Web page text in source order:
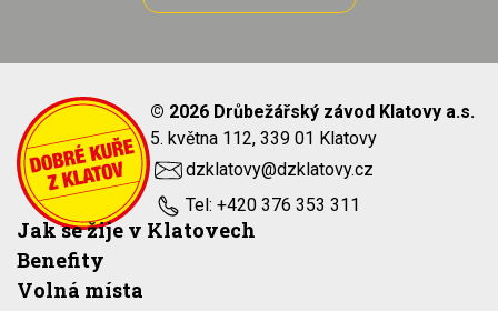
© 2026 Drůbežářský závod Klatovy a.s.
5. května 112, 339 01 Klatovy
dzklatovy@dzklatovy.cz
Tel: +420 376 353 311
Jak se žije v Klatovech
Benefity
Volná místa